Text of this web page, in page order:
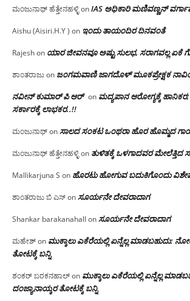
ಮಂಜುನಾಥ್ ಹೆತ್ತೇನಹಳ್ಳಿonIAS ಅಧಿಕಾರಿ ಮಣಿವಣ್ಣನ್
Aishu (Aisiri.H.Y ) on ಇಂದು ತಾಯಂದಿರ ದಿನವಂತೆ
Rajeshon ಯಾರ ಜೀವನವೂ ಅಷ್ಟು ಸುಲಭ, ಸರಾಗವಲ್ಲ ಏಕೆ
ಶಾಂತರಾಜುon ಜಂಗಮವಾಣಿ ಜಾಗದೊಳ್ ಮೂಕಪ್ರೇಕ್ಷಕ
ನವೀನ್ ಕುಮಾರ್ ಪಿ ಆರ್ on ಮದ್ಯಪಾನ ಆರೋಗ್ಯಕ್ಕೆ
ಸರ್ಕಾರಕ್ಕೆ ಲಾಭಕರ..!!
ಮಂಜುನಾಥ್onಸಾಲದ ಸಂಕಟ ಒಂಥರಾ ಹೊರ ಹೊಮ್ಮದ
ಮಂಜುನಾಥ್ ಹೆತ್ತೇನಹಳ್ಳಿon ತುಳಿತಕ್ಕೆ ಒಳಗಾದವರ ಮೇಲೆತ್ತಿದ
Mallikarjuna S on ಹೊರಟು ಹೋಗುವ ಬದುಕಿಗೊಂದು
ಶಾಂತರಾಜು ಬಿ ಎಸ್onಸೂರ್ಯನೇ ದೇವರಾದಾಗ
Shankar barakanahall onಸೂರ್ಯನೇ ದೇವರಾದಾಗ
ಮಹೇಶ್on ಮುಕ್ಕಾಲು ಎಕೆರೆಯಲ್ಲಿ ಏನ್ನೆಲ್ಲ‌ ಮಾಡಬಹುದು:
ತೋಟಕ್ಕೆ ಬನ್ನಿ
ಶಂಕರ್ ಬರಕನಹಾಲ್on ಮುಕ್ಕಾಲು ಎಕೆರೆಯಲ್ಲಿ ಏನ್ನೆಲ್ಲ‌
ದಂಜ್ಯಾನಾಯ್ಕರ ತೋಟಕ್ಕೆ ಬನ್ನಿ